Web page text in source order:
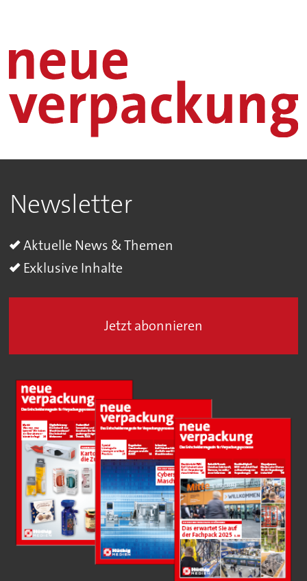
Newsletter
Aktuelle News & Themen
Exklusive Inhalte
Jetzt abonnieren